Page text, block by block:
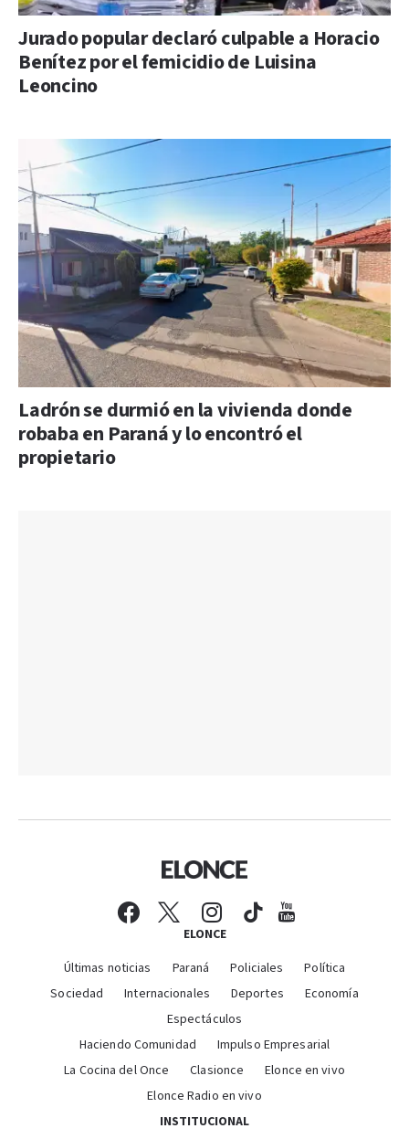
Jurado popular declaró culpable a Horacio
Benítez por el femicidio de Luisina
Leoncino
Ladrón se durmió en la vivienda donde
robaba en Paraná y lo encontró el
propietario
ELONCE
Últimas noticias Paraná Policiales
Política
Sociedad
Internacionales Deportes
Economía
Espectáculos
Haciendo Comunidad
Impulso Empresarial
La Cocina del Once
Clasionce
Elonce en vivo
Elonce Radio en vivo
INSTITUCIONAL